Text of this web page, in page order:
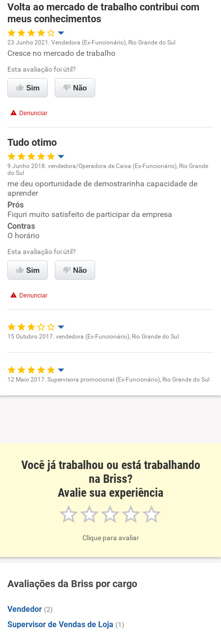
Recomenda esta empresa
Recomenda a diretoria
Volta ao mercado de trabalho contribui com
meus conhecimentos
Oportunidade de promoção
Ambiente de trabalho
Benefícios
Recomenda esta empresa
23 Junho 2021. Vendedora (Ex-Funcionário), Rio Grande do Sul
Cresce no mercado de trabalho
Esta avaliação foi útil?
Sim Não
Denunciar
Tudo otimo
Oportunidade de promoção
Ambiente de trabalho
Conciliação com a vida familiar
Benefícios
Recomenda esta empresa
Recomenda a diretoria
9 Junho 2018. vendedora/Operadora de Caixa (Ex-Funcionário), Rio Grande
do Sul
me deu oportunidade de demostrarinha capacidade de
aprender
Prós
Fiquri muito satisfeito de participar da empresa
Contras
O horário
Esta avaliação foi útil?
Sim Não
Denunciar
Ambiente de trabalho
Conciliação com a vida familiar
15 Outubro 2017. vendedora (Ex-Funcionário), Rio Grande do Sul
Benefícios
Recomenda esta empresa
12 Maio 2017. Supervisora promocional (Ex-Funcionário), Rio Grande do Sul
Você já trabalhou ou está trabalhando
na Briss?
Avalie sua experiência
Clique para avaliar
Avaliações da Briss por cargo
Vendedor (2)
Supervisor de Vendas de Loja (1)